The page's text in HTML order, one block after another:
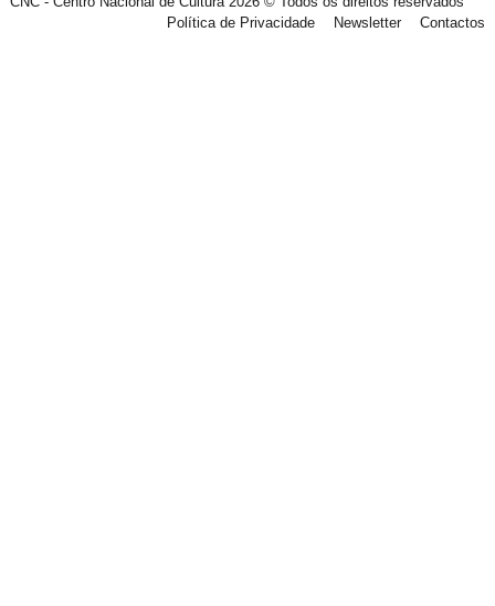
Política de Privacidade
Newsletter Contactos